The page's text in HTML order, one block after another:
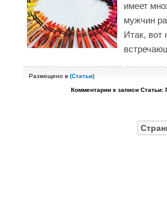
имеет
мужчин
Итак, вот
Размещено в (Статьи)
Комментарии к записи